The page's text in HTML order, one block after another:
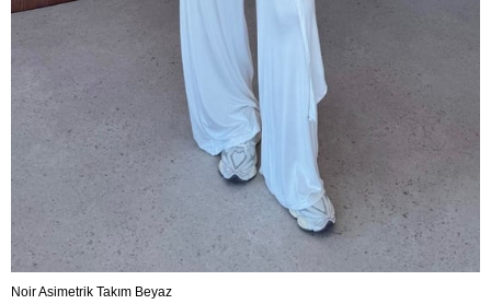
Noir Asimetrik Takım Beyaz